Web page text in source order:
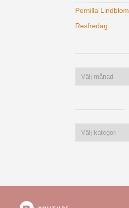
Pernilla Lindblom
Resfredag